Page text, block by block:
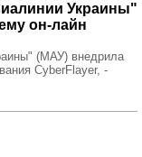
Украины"
он-лайн
(МАУ) внедрила
CyberFlayer, -